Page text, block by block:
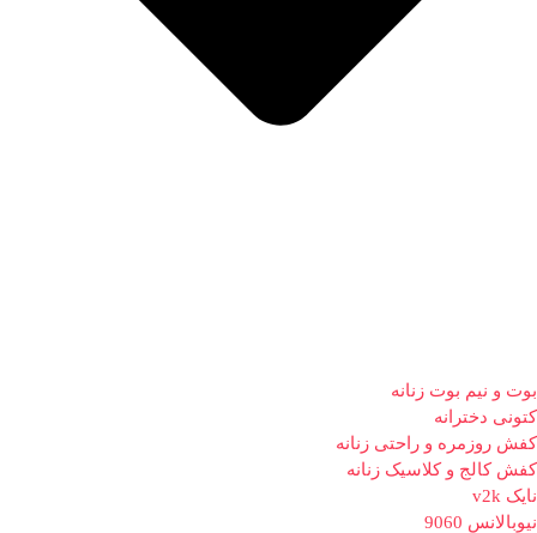
بوت و نیم بوت زنانه
کتونی دخترانه
کفش روزمره و راحتی زنانه
کفش کالج و کلاسیک زنانه
نایک v2k
نیوبالانس 9060